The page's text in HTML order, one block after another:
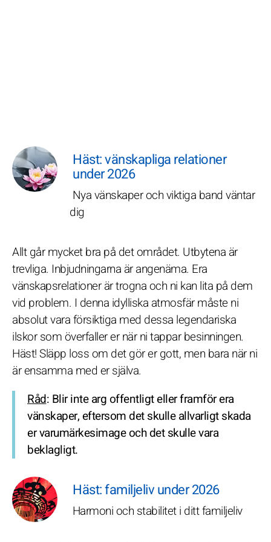
Häst: vänskapliga relationer
under 2026
Nya vänskaper och viktiga band väntar
dig
Allt går mycket bra på det området. Utbytena är
trevliga. Inbjudningarna är angenäma. Era
vänskapsrelationer är trogna och ni kan lita på dem
vid problem. I denna idylliska atmosfär måste ni
absolut vara försiktiga med dessa legendariska
ilskor som överfaller er när ni tappar besinningen.
Häst! Släpp loss om det gör er gott, men bara när ni
är ensamma med er själva.
Råd: Blir inte arg offentligt eller framför era
vänskaper, eftersom det skulle allvarligt skada
er varumärkesimage och det skulle vara
beklagligt.
Häst: familjeliv under 2026
Harmoni och stabilitet i ditt familjeliv